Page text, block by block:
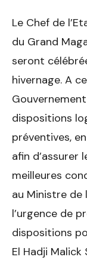
Le Chef de
du Grand
seront
hivernage. A
dispositions
préventives,
afin d’assurer
meilleures
au Ministre de
l’urgence de
dispositions
El Hadji Malick